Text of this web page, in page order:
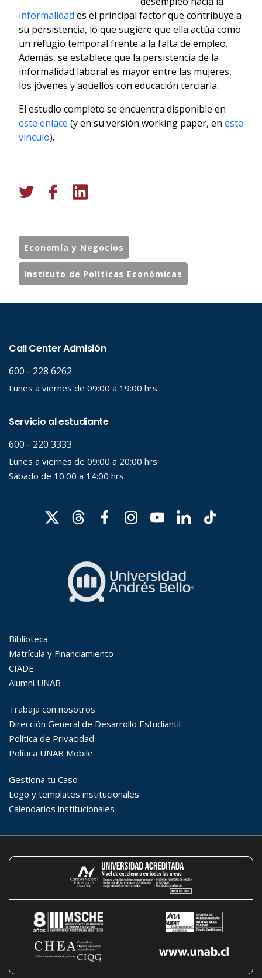
informalidad es el principal factor que contribuye a
su persistencia, lo que sugiere que ella actúa como
un refugio temporal frente a la falta de empleo.
Además, se establece que la persistencia de la
informalidad laboral es mayor entre las mujeres,
los jóvenes y aquellos con educación terciaria.
El estudio completo se encuentra disponible en
este enlace (y en su versión working paper, en este
vínculo).
Economía y Negocios
Instituto de Políticas Económicas